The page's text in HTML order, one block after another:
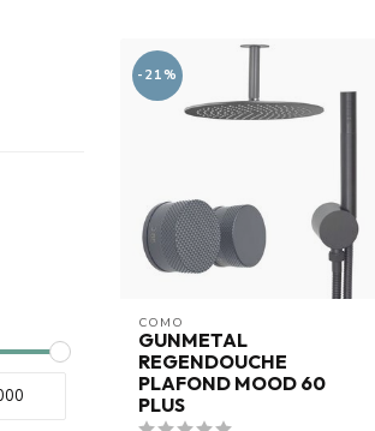
-21%
COMO
GUNMETAL
REGENDOUCHE
PLAFOND MOOD 60
PLUS